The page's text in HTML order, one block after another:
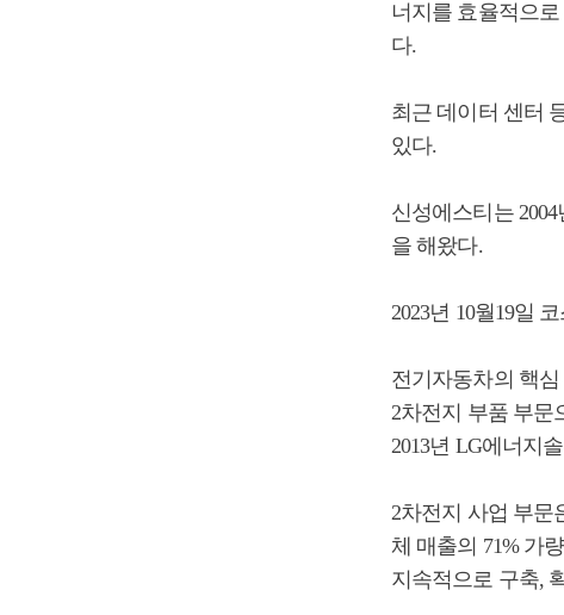
너지를 효율적으
다.
최근 데이터 센터
있다.
신성에스티는
을 해왔다.
2023년 10월19일
전기자동차의 핵
2차전지 부품 부문
2013년 LG에너지
2차전지 사업 부문
체 매출의 71% 가
지속적으로 구축,